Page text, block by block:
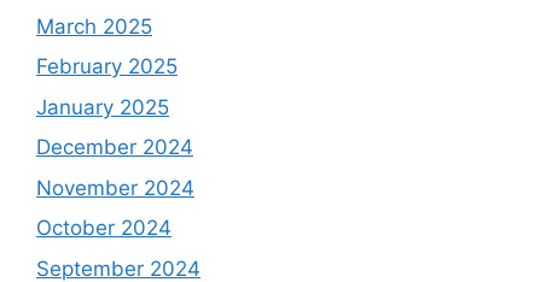
March 2025
February 2025
January 2025
December 2024
November 2024
October 2024
September 2024